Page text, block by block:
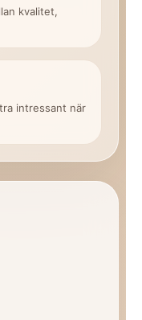
kvalitet,
intressant när